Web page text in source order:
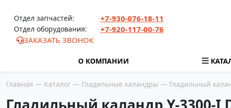
Отдел запчастей: +7-930-076-18-11
Отдел оборудования:
+7-920-117-00-76
ЗАКАЗАТЬ ЗВОНОК
О КОМПАНИИ
Главная — Каталог — Гладильные каландры — Гладильный